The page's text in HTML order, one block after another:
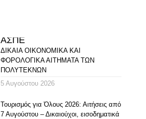
ΑΣΠΕ
ΔΙΚΑΙΑ ΟΙΚΟΝΟΜΙΚΑ ΚΑΙ
ΦΟΡΟΛΟΓΙΚΑ ΑΙΤΗΜΑΤΑ ΤΩΝ
ΠΟΛΥΤΕΚΝΩΝ
5 Αυγούστου 2026
Τουρισμός για Όλους 2026: Αιτήσεις από
7 Αυγούστου – Δικαιούχοι, εισοδηματικά